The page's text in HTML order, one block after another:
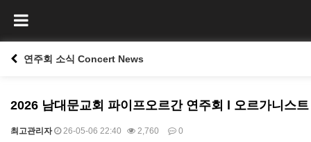
연주회 소식 Concert News
2026 남대문교회 파이프오르간 연주회 l 오르가니스
최고관리자 26-05-06 22:40 2,760 0